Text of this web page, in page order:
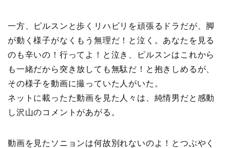
一方、ピルスンと歩くリハビリを頑張るドラだが、脚
が動く様子がなくもう無理だ！と泣く。あなたを見る
のも辛いの！行ってよ！と泣き、ピルスンはこれから
も一緒だから突き放しても無駄だ！と抱きしめるが、
その様子を動画に撮っていた人がいた。
ネットに載ったた動画を見た人々は、純情男だと感動
し沢山のコメントがあがる。
動画を見たソニョンは何故別れないのよ！とつぶやく